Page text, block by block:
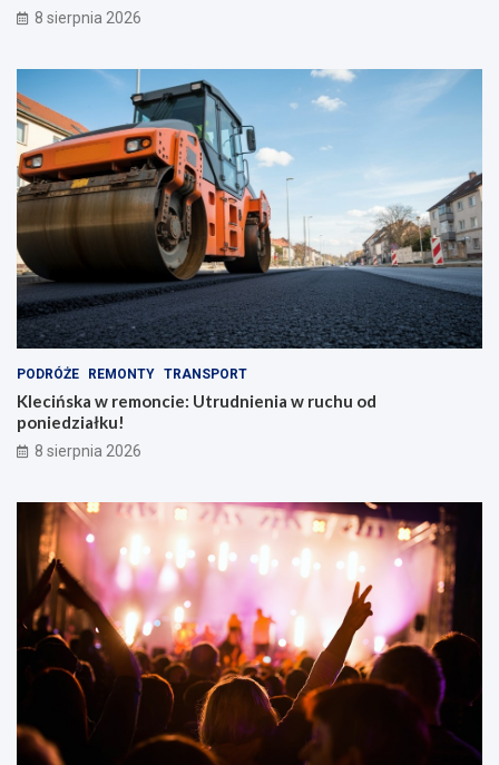
8 sierpnia 2026
PODRÓŻE REMONTY TRANSPORT
Klecińska w remoncie: Utrudnienia w ruchu od
poniedziałku!
8 sierpnia 2026